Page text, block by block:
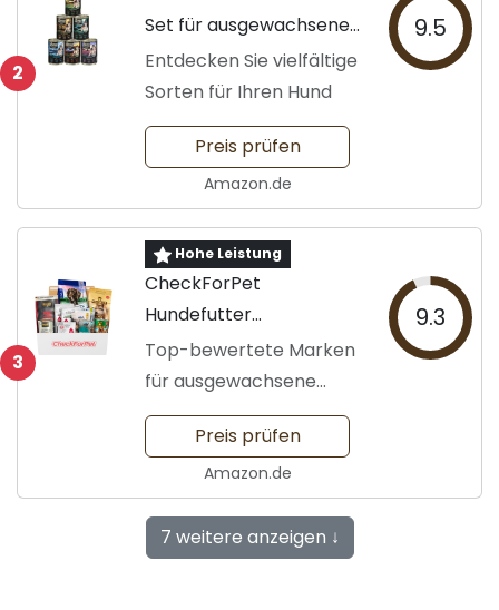
2
Set für ausgewachsene
Hunde
Entdecken Sie vielfältige
Sorten für Ihren Hund
9.5
Preis prüfen
Amazon.de
3
Hohe Leistung
CheckForPet
Hundefutter
Probierpaket Adult
Top-bewertete Marken
für ausgewachsene
Hunde
9.3
Preis prüfen
Amazon.de
7 weitere anzeigen ↓